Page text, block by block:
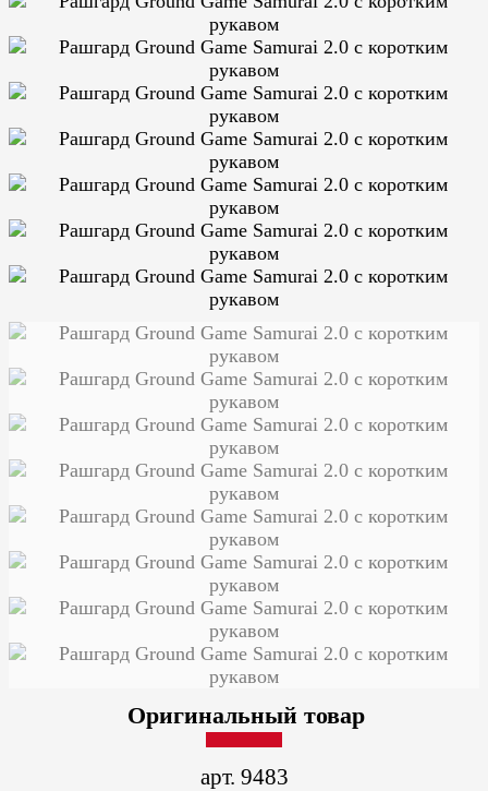
арт. 9483
Оригинальный товар